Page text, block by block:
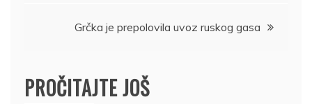
Grčka je prepolovila uvoz ruskog gasa
PROČITAJTE JOŠ